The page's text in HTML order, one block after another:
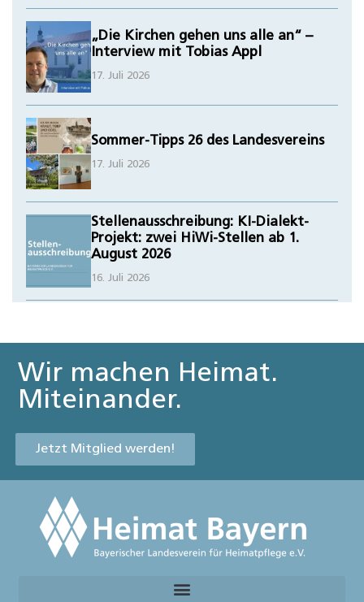
„Die Kirchen gehen uns alle an“ –
Interview mit Tobias Appl
17. Juli 2026
Sommer-Tipps 26 des Landesvereins
17. Juli 2026
Stellenausschreibung: KI-Dialekt-
Projekt: zwei HiWi-Stellen ab 1.
August 2026
16. Juli 2026
Wir machen Heimat.
Miteinander.
Jetzt Mitglied werden!